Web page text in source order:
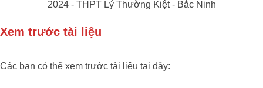
Xem trước tài liệu
Các bạn có thể xem trước tài liệu tại đây: